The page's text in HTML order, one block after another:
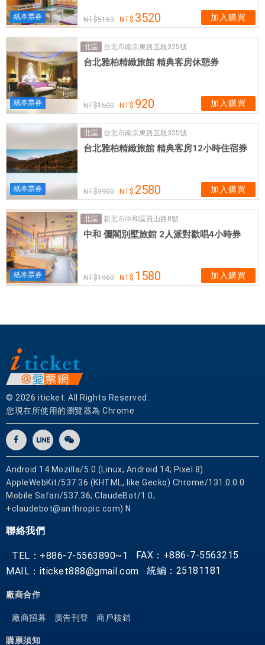
也
都
是
具
多
年
驗
及
簡
易
覽
的
能
力
，
路
的
熟
度
，
帶
尊
您
一
紙本票券 5160 3520 加入購買
紙本票券
北區 台北市南京東路五段325號
台北雅柏精緻旅館 精典客房休憩券
1500 920 加入購買
紙本票券
北區 台北市南京東路五段325號
台北雅柏精緻旅館 精典客房12小時住宿券
3900 2580 加入購買
紙本票券
北區 新北市中和區員山路8號
中和 儷閣別墅旅館 2人派對歡唱4小時券
1960 1580 加入購買
© 2026 iticket. All Rights Reserved.
您現在所使用的瀏覽器為 Chrome
Android 14 Mozilla/5.0 (Linux; Android 14; Pixel 8)
AppleWebKit/537.36 (KHTML, like Gecko) Chrome/131.0.0.0
Mobile Safari/537.36; ClaudeBot/1.0;
+claudebot@anthropic.com) N
聯絡我們
TEL：+886-7-5563890~1
FAX：+886-7-5563215
MAIL：iticket888@gmail.com
統編：25181181
廠商合作
廠商招募 廣告刊登 商戶核銷
購票須知